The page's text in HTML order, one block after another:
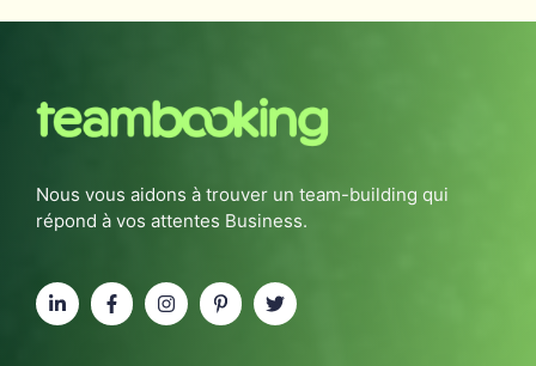
Nous vous aidons à trouver un team-building qui
répond à vos attentes Business.